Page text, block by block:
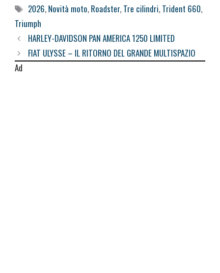
Tag
2026, Novità moto, Roadster, Tre cilindri, Trident 660,
Triumph
HARLEY-DAVIDSON PAN AMERICA 1250 LIMITED
FIAT ULYSSE – IL RITORNO DEL GRANDE MULTISPAZIO
Ad